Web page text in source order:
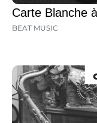
Carte Blanche
BEAT MUSIC